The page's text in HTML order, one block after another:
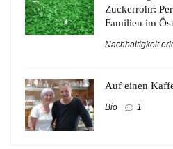
Zuckerrohr:
Familien im
Nachhaltigkeit
Auf einen
Bio 1